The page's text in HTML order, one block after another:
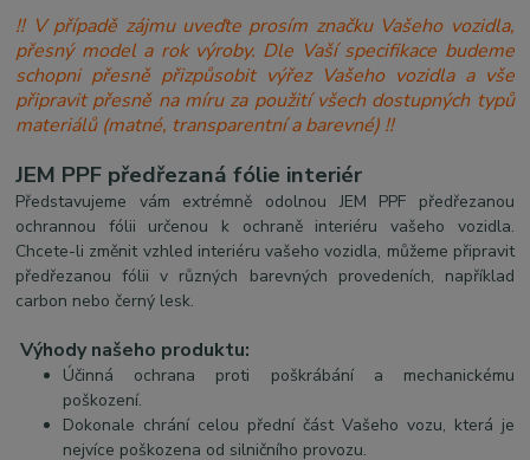
!! V případě zájmu uveďte prosím značku Vašeho vozidla,
přesný model a rok výroby. Dle Vaší specifikace budeme
schopni přesně přizpůsobit výřez Vašeho vozidla a vše
připravit přesně na míru za použití všech dostupných typů
materiálů (matné, transparentní a barevné) !!
JEM PPF předřezaná fólie interiér
Představujeme vám extrémně odolnou JEM PPF předřezanou
ochrannou fólii určenou k ochraně interiéru vašeho vozidla.
Chcete-li změnit vzhled interiéru vašeho vozidla, můžeme připravit
předřezanou fólii v různých barevných provedeních, například
carbon nebo černý lesk.
Výhody našeho produktu:
Účinná ochrana proti poškrábání a mechanickému
poškození.
Dokonale chrání celou přední část Vašeho vozu, která je
nejvíce poškozena od silničního provozu.